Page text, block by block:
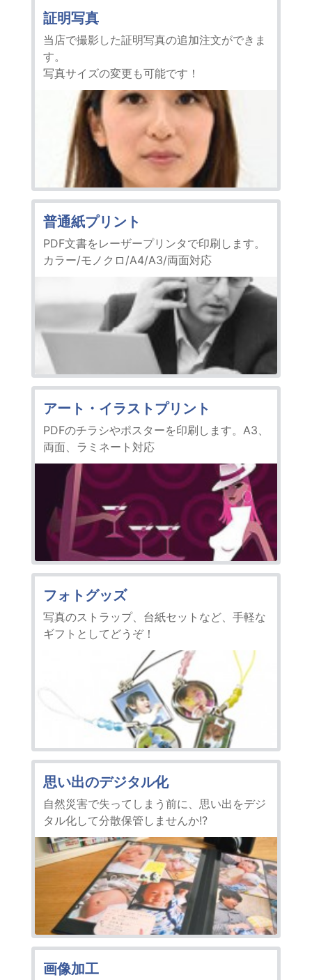
証明写真
当店で撮影した証明写真の追加注文ができま
す。
写真サイズの変更も可能です！
普通紙プリント
PDF文書をレーザープリンタで印刷します。
カラー/モノクロ/A4/A3/両面対応
アート・イラストプリント
PDFのチラシやポスターを印刷します。A3、
両面、ラミネート対応
フォトグッズ
写真のストラップ、台紙セットなど、手軽な
ギフトとしてどうぞ！
思い出のデジタル化
自然災害で失ってしまう前に、思い出をデジ
タル化して分散保管しませんか!?
画像加工